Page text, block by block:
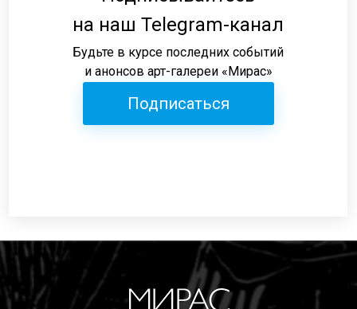
на наш Telegram-канал
Будьте в курсе последних событий
и анонсов арт-галереи «Мирас»
Подписаться